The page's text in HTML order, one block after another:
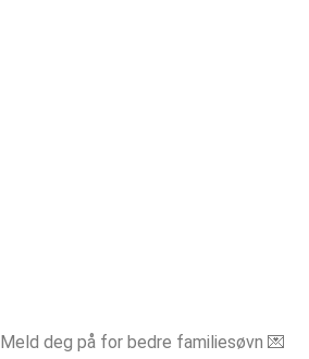
Meld deg på for bedre familiesøvn 💌